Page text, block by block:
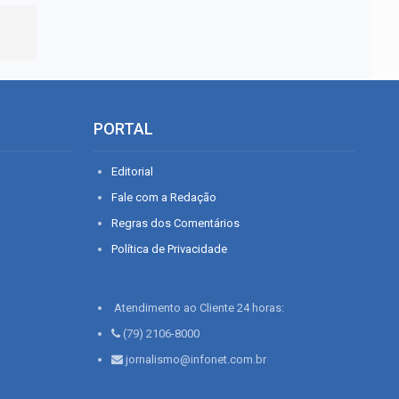
PORTAL
Editorial
Fale com a Redação
Regras dos Comentários
Política de Privacidade
Atendimento ao Cliente 24 horas:
(79) 2106-8000
jornalismo@infonet.com.br